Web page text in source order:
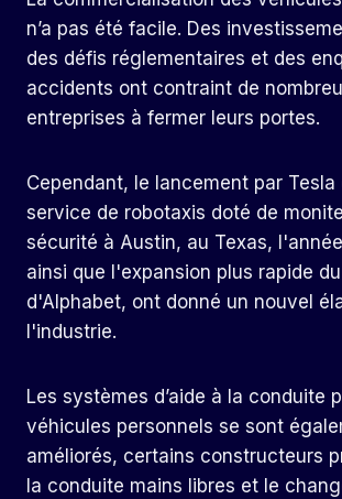
n’a pas été facile. Des
des défis réglementaires et des
accidents ont contraint de
entreprises à fermer leurs portes.
Cependant, le lancement par
service de robotaxis doté de
sécurité à Austin, au Texas,
ainsi que l'expansion plus rapide
d'Alphabet, ont donné un nouvel
l'industrie.
Les systèmes d’aide à la conduite
véhicules personnels se sont
améliorés, certains constructeurs
la conduite mains libres et le